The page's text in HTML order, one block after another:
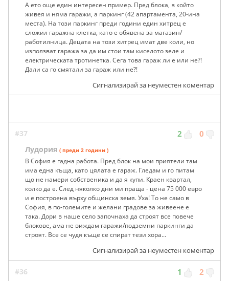
А ето още един интересен пример. Пред блока, в който
живея и няма гаражи, а паркинг (42 апартамента, 20-ина
места). На този паркинг преди години един хитрец е
сложил гаражна клетка, като е обявена за магазин/
работилница. Децата на този хитрец имат две коли, но
използват гаража за да им стои там киселото зеле и
електрическата тротинетка. Сега това гараж ли е или не?!
Дали са го смятали за гараж или не?!
Сигнализирай за неуместен коментар
#37 2 0
Лудория ( преди 2 години )
В София е гадна работа. Пред блок на мои приятели там
има една къща, като цялата е гараж. Гледам и го питам
що не намери собственика и да я купи. Краен квартал,
колко да е. След няколко дни ми праща - цена 75 000 евро
и е построена върху общинска земя. Уха! То не само в
София, в по-големите и желани градове за живеене е
така. Дори в наше село започнаха да строят все повече
блокове, ама не виждам гаражи/подземни паркинги да
строят. Все се чудя къще се спират тези хора...
Сигнализирай за неуместен коментар
#36 1 2